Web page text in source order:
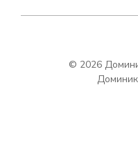
© 2026